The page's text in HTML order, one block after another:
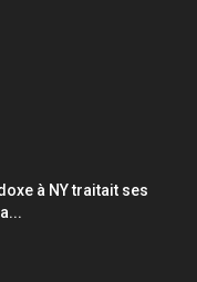
à NY traitait ses